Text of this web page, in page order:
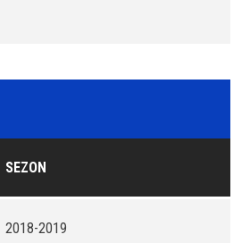
SEZON
2018-2019